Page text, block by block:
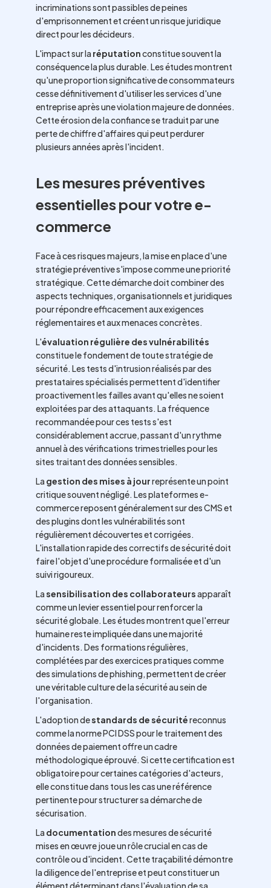
incriminations sont passibles de peines
d'emprisonnement et créent un risque juridique
direct pour les décideurs.
L'impact sur la réputationconstitue souvent la
conséquence la plus durable. Les études montrent
qu'une proportion significative de consommateurs
cesse définitivement d'utiliser les services d'une
entreprise après une violation majeure de données.
Cette érosion de la confiance se traduit par une
perte de chiffre d'affaires qui peut perdurer
plusieurs années après l'incident.
Les mesures préventives
essentielles pour votre e-
commerce
Face à ces risques majeurs, la mise en place d'une
stratégie préventive s'impose comme une priorité
stratégique. Cette démarche doit combiner des
aspects techniques, organisationnels et juridiques
pour répondre efficacement aux exigences
réglementaires et aux menaces concrètes.
L'évaluation régulière des vulnérabilités
constitue le fondement de toute stratégie de
sécurité. Les tests d'intrusion réalisés par des
prestataires spécialisés permettent d'identifier
proactivement les failles avant qu'elles ne soient
exploitées par des attaquants. La fréquence
recommandée pour ces tests s'est
considérablement accrue, passant d'un rythme
annuel à des vérifications trimestrielles pour les
sites traitant des données sensibles.
La gestion des mises à jourreprésente un point
critique souvent négligé. Les plateformes e-
commerce reposent généralement sur des CMS et
des plugins dont les vulnérabilités sont
régulièrement découvertes et corrigées.
L'installation rapide des correctifs de sécurité doit
faire l'objet d'une procédure formalisée et d'un
suivi rigoureux.
Lasensibilisation des collaborateursapparaît
comme un levier essentiel pour renforcer la
sécurité globale. Les études montrent que l'erreur
humaine reste impliquée dans une majorité
d'incidents. Des formations régulières,
complétées par des exercices pratiques comme
des simulations de phishing, permettent de créer
une véritable culture de la sécurité au sein de
l'organisation.
L'adoption destandards de sécuritéreconnus
comme la norme PCI DSS pour le traitement des
données de paiement offre un cadre
méthodologique éprouvé. Si cette certification est
obligatoire pour certaines catégories d'acteurs,
elle constitue dans tous les cas une référence
pertinente pour structurer sa démarche de
sécurisation.
La documentationdes mesures de sécurité
mises en œuvre joue un rôle crucial en cas de
contrôle ou d'incident. Cette traçabilité démontre
la diligence de l'entreprise et peut constituer un
élément déterminant dans l'évaluation de sa